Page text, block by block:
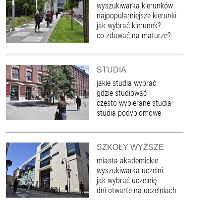
wyszukiwarka kierunków
najpopularniejsze kierunki
jak wybrać kierunek?
co zdawać na maturze?
STUDIA
jakie studia wybrać
gdzie studiować
często wybierane studia
studia podyplomowe
SZKOŁY WYŻSZE
miasta akademickie
wyszukiwarka uczelni
jak wybrać uczelnię
dni otwarte na uczelniach